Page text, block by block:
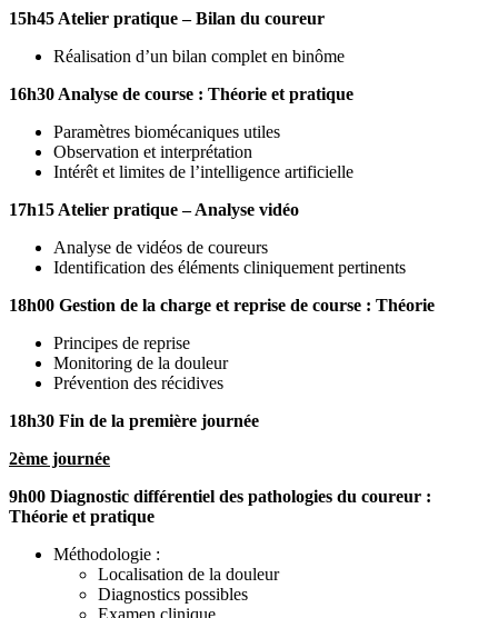
15h45 Atelier pratique – Bilan du coureur
Réalisation d’un bilan complet en binôme
16h30 Analyse de course : Théorie et pratique
Paramètres biomécaniques utiles
Observation et interprétation
Intérêt et limites de l’intelligence artificielle
17h15 Atelier pratique – Analyse vidéo
Analyse de vidéos de coureurs
Identification des éléments cliniquement pertinents
18h00 Gestion de la charge et reprise de course : Théorie
Principes de reprise
Monitoring de la douleur
Prévention des récidives
18h30 Fin de la première journée
2ème journée
9h00 Diagnostic différentiel des pathologies du coureur :
Théorie et pratique
Méthodologie :
Localisation de la douleur
Diagnostics possibles
Examen clinique